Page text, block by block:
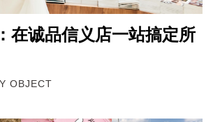
在诚品信义店一站搞定所
OBJECT